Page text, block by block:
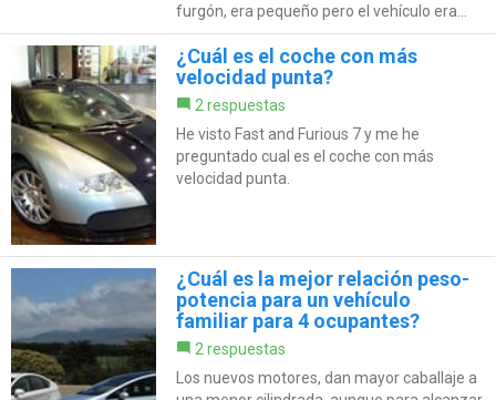
furgón, era pequeño pero el vehículo era...
¿Cuál es el coche con más
velocidad punta?
2 respuestas
He visto Fast and Furious 7 y me he
preguntado cual es el coche con más
velocidad punta.
¿Cuál es la mejor relación peso-
potencia para un vehículo
familiar para 4 ocupantes?
2 respuestas
Los nuevos motores, dan mayor caballaje a